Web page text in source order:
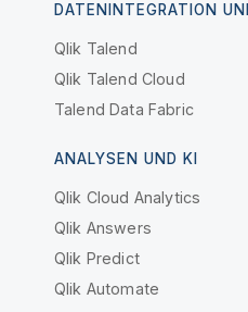
DATENINTEGRATION
Qlik Talend
Qlik Talend Cloud
Talend Data Fabric
ANALYSEN UND KI
Qlik Cloud Analytics
Qlik Answers
Qlik Predict
Qlik Automate